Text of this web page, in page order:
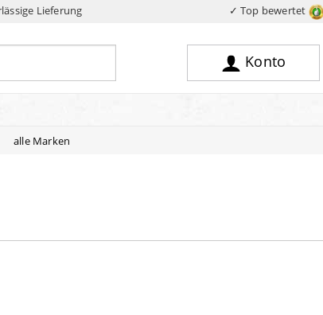
Lieferung ✓ Top bewertet
Konto
alle Marken